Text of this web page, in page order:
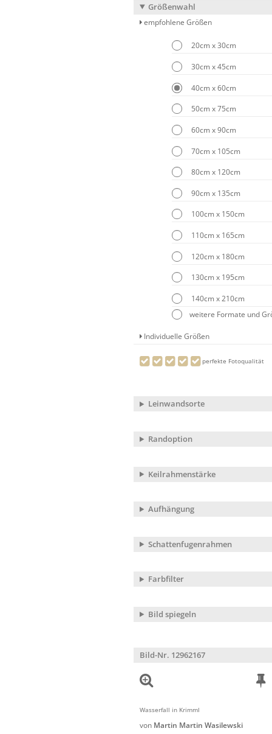
Größenwahl
empfohlene Größen
20cm x 30cm
30cm x 45cm
40cm x 60cm
50cm x 75cm
60cm x 90cm
70cm x 105cm
80cm x 120cm
90cm x 135cm
100cm x 150cm
110cm x 165cm
120cm x 180cm
130cm x 195cm
140cm x 210cm
weitere Formate und
Individuelle Größen
perfekte Fotoqualität
Leinwandsorte
Randoption
Keilrahmenstärke
Aufhängung
Schattenfugenrahmen
Farbfilter
Bild spiegeln
Bild-Nr. 12962167
Wasserfall in Krimml
von Martin Martin Wasilewski